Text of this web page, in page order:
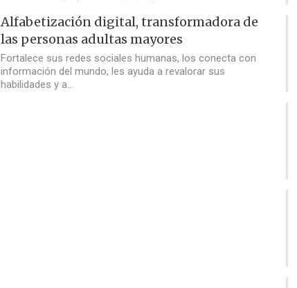
Alfabetización digital, transformadora de
las personas adultas mayores
Fortalece sus redes sociales humanas, los conecta con
información del mundo, les ayuda a revalorar sus
habilidades y a…